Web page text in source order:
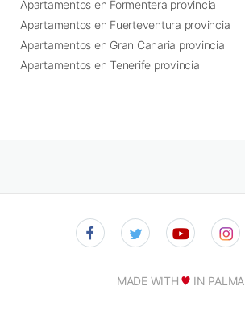
Apartamentos en Formentera provincia
Apartamentos en Fuerteventura provincia
Apartamentos en Gran Canaria provincia
Apartamentos en Tenerife provincia
MADE WITH IN PALMA